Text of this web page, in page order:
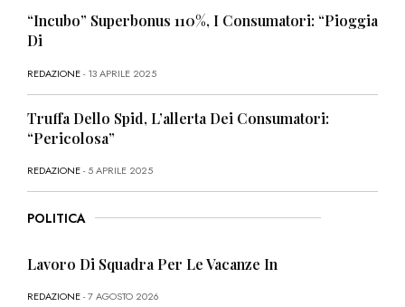
“Incubo” Superbonus 110%, I Consumatori: “Pioggia
Di
REDAZIONE- 13 APRILE 2025
Truffa Dello Spid, L’allerta Dei Consumatori:
“Pericolosa”
REDAZIONE- 5 APRILE 2025
POLITICA
Lavoro Di Squadra Per Le Vacanze In
REDAZIONE- 7 AGOSTO 2026